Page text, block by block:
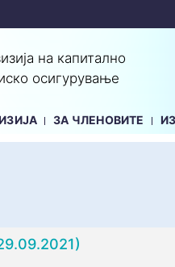
на капитално
осигурување
ЗА ЧЛЕНОВИТЕ